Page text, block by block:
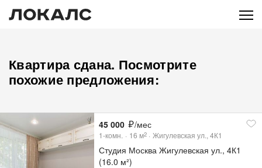
Квартира сдана. Посмотрите
похожие предложения:
45 000 /мес
1-комн. 16 м2 Жигулевская ул., 4К1
Студия Москва Жигулевская ул., 4К1
(16.0 м²)